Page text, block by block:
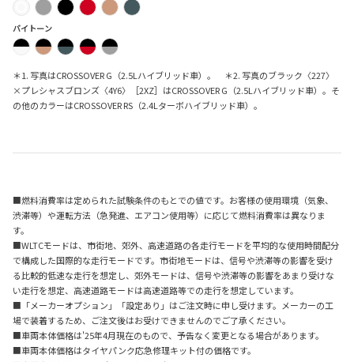
バイトーン
＊1. 写真はCROSSOVER G（2.5Lハイブリッド車）。 ＊2. 写真のブラック〈227〉
×プレシャスブロンズ〈4Y6〉［2XZ］はCROSSOVER G（2.5Lハイブリッド車）。そ
の他のカラーはCROSSOVER RS（2.4Lターボハイブリッド車）。
■燃料消費率は定められた試験条件のもとでの値です。お客様の使用環境（気象、
渋滞等）や運転方法（急発進、エアコン使用等）に応じて燃料消費率は異なりま
す。
■WLTCモードは、市街地、郊外、高速道路の各走行モードを平均的な使用時間配分
で構成した国際的な走行モードです。市街地モードは、信号や渋滞等の影響を受け
る比較的低速な走行を想定し、郊外モードは、信号や渋滞等の影響をあまり受けな
い走行を想定、高速道路モードは高速道路等での走行を想定しています。
■「メーカーオプション」「設定あり」はご注文時に申し受けます。メーカーの工
場で装着するため、ご注文後はお受けできませんのでご了承ください。
■車両本体価格は'25年4月現在のもので、予告なく変更となる場合があります。
■車両本体価格はタイヤパンク応急修理キット付の価格です。